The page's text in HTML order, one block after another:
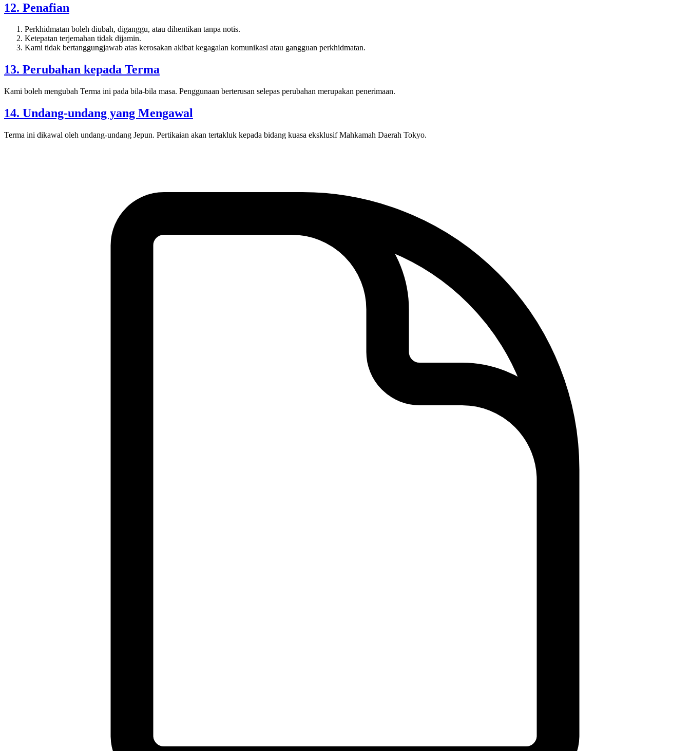
12. Penafian
Perkhidmatan boleh diubah, diganggu, atau dihentikan tanpa notis.
Ketepatan terjemahan tidak dijamin.
Kami tidak bertanggungjawab atas kerosakan akibat kegagalan komunikasi atau gangguan perkhidmatan.
13. Perubahan kepada Terma
Kami boleh mengubah Terma ini pada bila-bila masa. Penggunaan berterusan selepas perubahan merupakan penerimaan.
14. Undang-undang yang Mengawal
Terma ini dikawal oleh undang-undang Jepun. Pertikaian akan tertakluk kepada bidang kuasa eksklusif Mahkamah Daerah Tokyo.